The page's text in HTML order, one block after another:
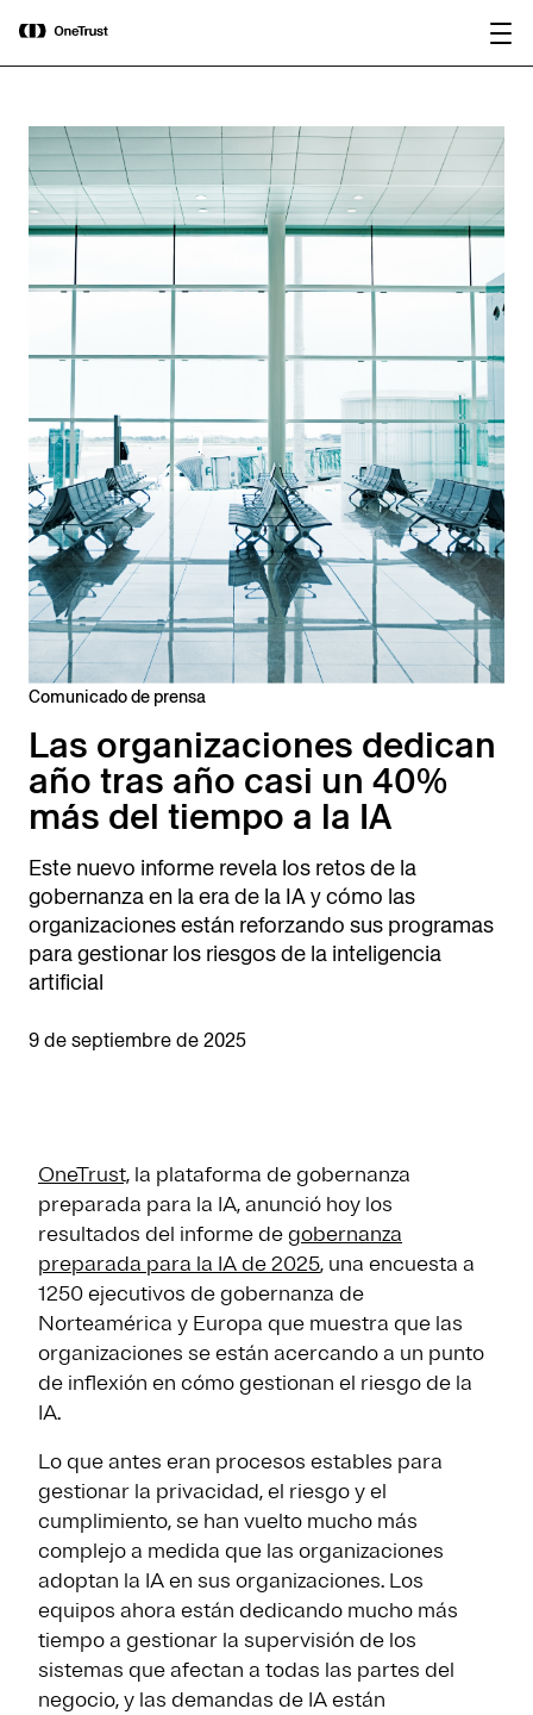
OneTrust nombrada Visionaria en el
Magic Quadrant™ de Gartner® 2026
para plataformas de gobernanza de IA.
Comunicado de prensa
Las organizaciones dedican
año tras año casi un 40%
más del tiempo a la IA
Este nuevo informe revela los retos de la
gobernanza en la era de la IA y cómo las
organizaciones están reforzando sus programas
para gestionar los riesgos de la inteligencia
artificial
9 de septiembre de 2025
OneTrust, la plataforma de gobernanza
preparada para la IA, anunció hoy los
resultados del informe de gobernanza
preparada para la IA de 2025, una encuesta a
1250 ejecutivos de gobernanza de
Norteamérica y Europa que muestra que las
organizaciones se están acercando a un punto
de inflexión en cómo gestionan el riesgo de la
IA.
Lo que antes eran procesos estables para
gestionar la privacidad, el riesgo y el
cumplimiento, se han vuelto mucho más
complejo a medida que las organizaciones
adoptan la IA en sus organizaciones. Los
equipos ahora están dedicando mucho más
tiempo a gestionar la supervisión de los
sistemas que afectan a todas las partes del
negocio, y las demandas de IA están